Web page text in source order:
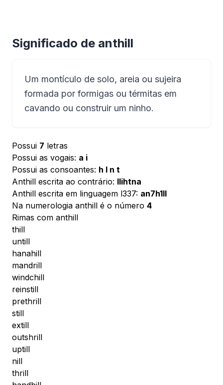
Significado de anthill
Um montículo de solo, areia ou sujeira
formada por formigas ou térmitas em
cavando ou construir um ninho.
Possui 7 letras
Possui as vogais: a i
Possui as consoantes: h l n t
Anthill escrita ao contrário: llihtna
Anthill escrita em linguagem l337: an7h1ll
Na numerologia anthill é o número 4
Rimas com anthill
thill
untill
hanahill
mandrill
windchill
reinstill
prethrill
still
extill
outshrill
uptill
nill
thrill